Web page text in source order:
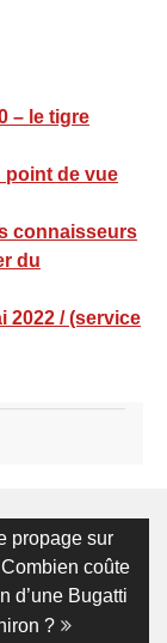
– le tigre
point de vue
connaisseurs
du
2022 / (service
propage sur
coûte
d’une Bugatti
?